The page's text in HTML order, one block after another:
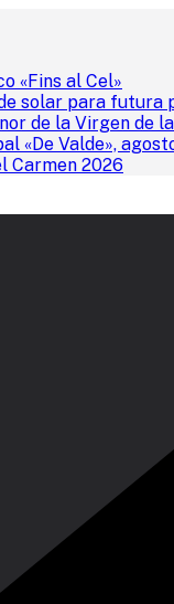
«Fins al Cel»
solar para futura
de la Virgen de
«De Valde»,
Carmen 2026